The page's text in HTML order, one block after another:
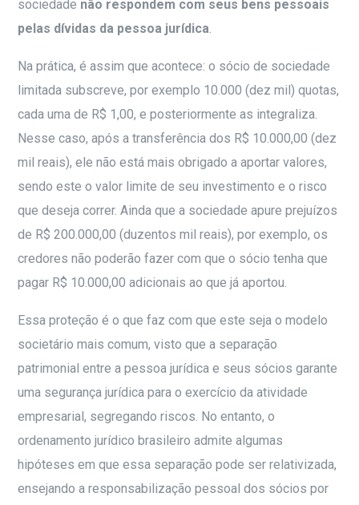
sociedade não respondem com seus bens pessoais
pelas dívidas da pessoa jurídica
Na prática, é assim que acontece: o sócio de sociedade
limitada subscreve, por exemplo 10.000 (dez mil) quotas,
cada uma de R$ 1,00, e posteriormente as integraliza.
Nesse caso, após a transferência dos R$ 10.000,00 (dez
mil reais), ele não está mais obrigado a aportar valores,
sendo este o valor limite de seu investimento e o risco
que deseja correr. Ainda que a sociedade apure prejuízos
de R$ 200.000,00 (duzentos mil reais), por exemplo, os
credores não poderão fazer com que o sócio tenha que
pagar R$ 10.000,00 adicionais ao que já aportou.
Essa proteção é o que faz com que este seja o modelo
societário mais comum, visto que a separação
patrimonial entre a pessoa jurídica e seus sócios garante
uma segurança jurídica para o exercício da atividade
empresarial, segregando riscos. No entanto, o
ordenamento jurídico brasileiro admite algumas
hipóteses em que essa separação pode ser relativizada,
ensejando a responsabilização pessoal dos sócios por